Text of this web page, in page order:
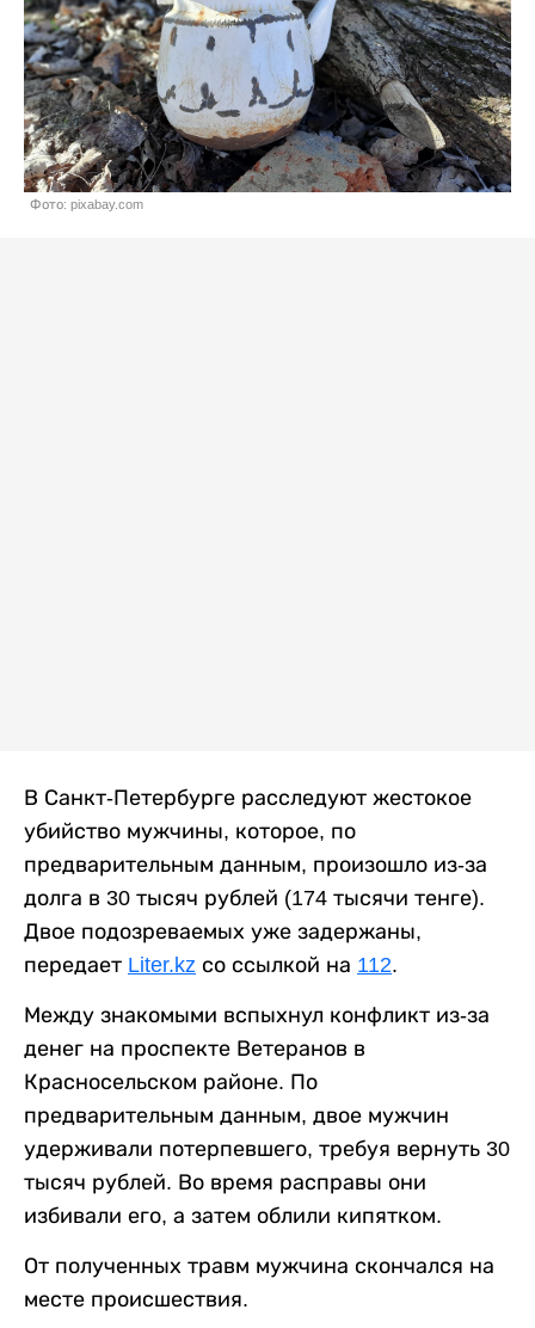
Фото: pixabay.com
В Санкт-Петербурге расследуют жестокое
убийство мужчины, которое, по
предварительным данным, произошло из-за
долга в 30 тысяч рублей (174 тысячи тенге).
Двое подозреваемых уже задержаны,
передает Liter.kz со ссылкой на 112.
Между знакомыми вспыхнул конфликт из-за
денег на проспекте Ветеранов в
Красносельском районе. По
предварительным данным, двое мужчин
удерживали потерпевшего, требуя вернуть 30
тысяч рублей. Во время расправы они
избивали его, а затем облили кипятком.
От полученных травм мужчина скончался на
месте происшествия.